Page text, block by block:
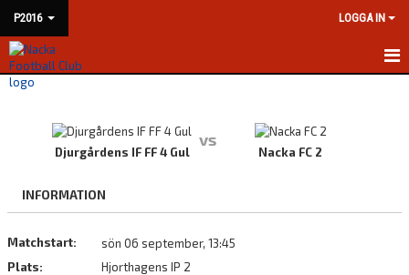
P2016 LOGGA IN
HEM
NYHETER
MATCHER
TRUPPEN
Djurgårdens IF FF 4 Gul
vs
Nacka FC 2
INFORMATION
Matchstart:
sön 06 september, 13:45
Plats:
Hjorthagens IP 2